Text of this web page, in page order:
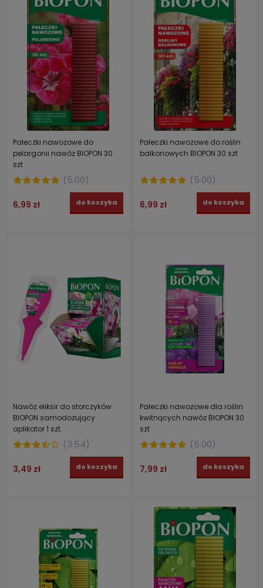
Pałeczki nawozowe do
pelargonii nawóz BIOPON 30
szt
(5.00)
6,99 zł do koszyka
Pałeczki nawozowe do roślin
balkonowych BIOPON 30 szt
(5.00)
6,99 zł do koszyka
Nawóz eliksir do storczyków
BIOPON samodozujący
aplikator 1 szt.
(3.54)
3,49 zł do koszyka
Pałeczki nawozowe dla roślin
kwitnących nawóz BIOPON 30
szt
(5.00)
7,99 zł do koszyka